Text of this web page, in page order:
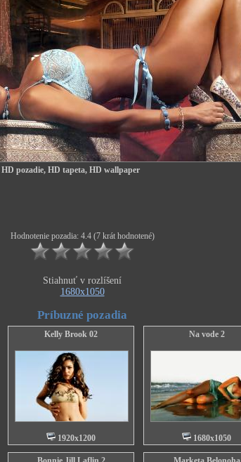
HD pozadie, HD tapeta, HD wallpaper
Hodnotenie pozadia: 4.4 (7 krát hodnotené)
Stiahnuť v rozlíšení
1680x1050
Príbuzné pozadia
Kelly Brook 02
1920x1200
Na vode 2
1680x1050